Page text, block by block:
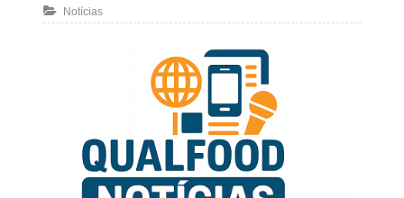
Notícias